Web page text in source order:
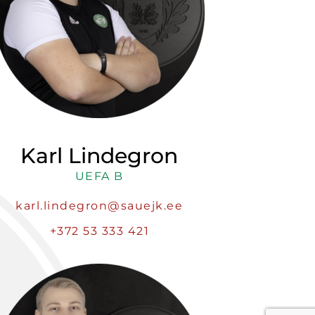
Karl Lindegron
UEFA B
karl.lindegron@sauejk.ee
+372 53 333 421